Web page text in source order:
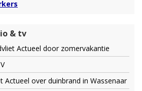
& tv
Actueel door zomervakantie
Actueel over duinbrand in Wassenaar